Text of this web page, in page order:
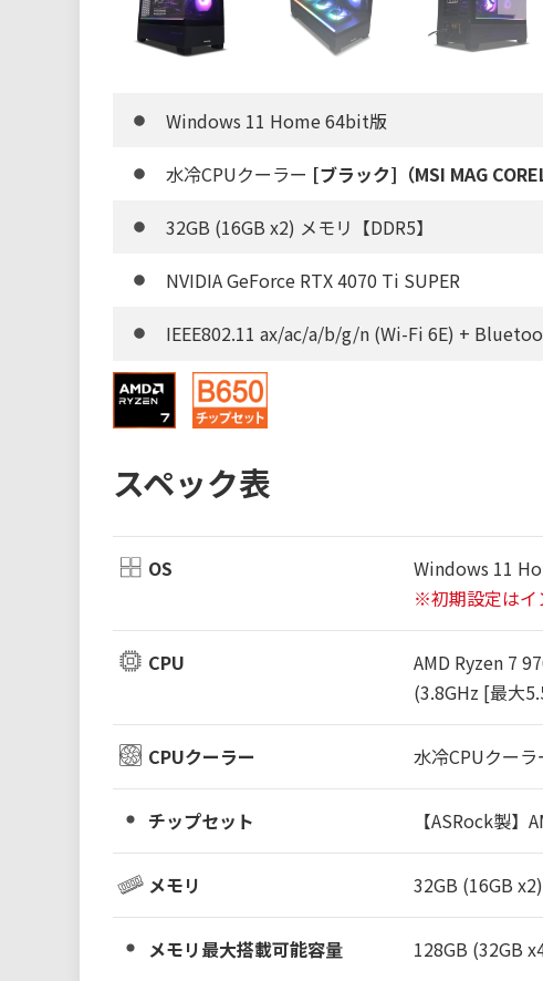
Windows 11 Home 64bit版
水冷CPUクーラー [ブラック]（MSI MAG
32GB (16GB x2) メモリ【DDR5】
NVIDIA GeForce RTX 4070 Ti SUPER
IEEE802.11 ax/ac/a/b/g/n (Wi-Fi 6E) +
スペック表
OS
Windows 11
※初期設定はイ
CPU
AMD Ryzen 7
(3.8GHz [最大
CPUクーラー 水冷CPUクーラ
チップセット 【ASRock製】
メモリ 32GB (16GB
メモリ最大搭載可能容量 128GB (32GB